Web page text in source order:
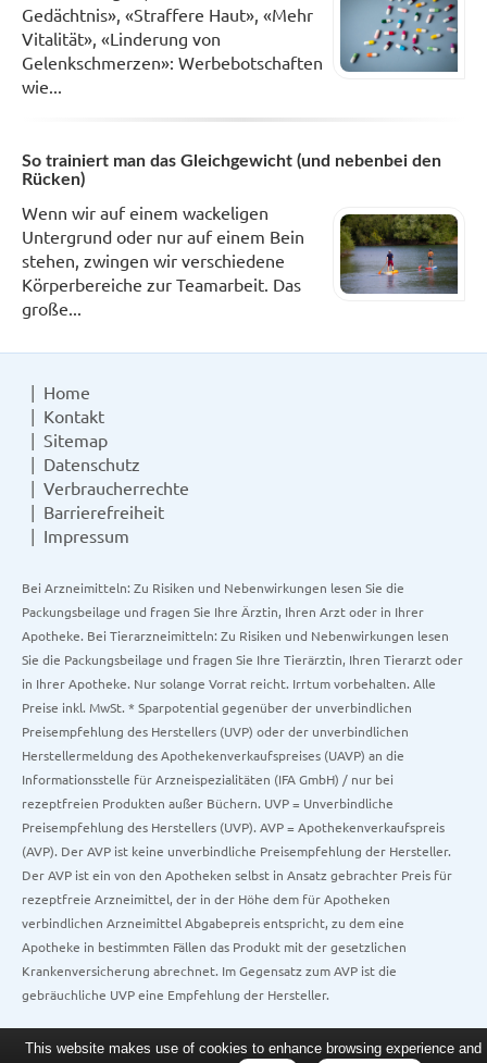
Gedächtnis», «Straffere Haut», «Mehr
Vitalität», «Linderung von
Gelenkschmerzen»: Werbebotschaften
wie...
So trainiert man das Gleichgewicht (und nebenbei den
Rücken)
Wenn wir auf einem wackeligen
Untergrund oder nur auf einem Bein
stehen, zwingen wir verschiedene
Körperbereiche zur Teamarbeit. Das
große...
Home
Kontakt
Sitemap
Datenschutz
Verbraucherrechte
Barrierefreiheit
Impressum
Bei Arzneimitteln: Zu Risiken und Nebenwirkungen lesen Sie die
Packungsbeilage und fragen Sie Ihre Ärztin, Ihren Arzt oder in Ihrer
Apotheke. Bei Tierarzneimitteln: Zu Risiken und Nebenwirkungen lesen
Sie die Packungsbeilage und fragen Sie Ihre Tierärztin, Ihren Tierarzt oder
in Ihrer Apotheke. Nur solange Vorrat reicht. Irrtum vorbehalten. Alle
Preise inkl. MwSt. * Sparpotential gegenüber der unverbindlichen
Preisempfehlung des Herstellers (UVP) oder der unverbindlichen
Herstellermeldung des Apothekenverkaufspreises (UAVP) an die
Informationsstelle für Arzneispezialitäten (IFA GmbH) / nur bei
rezeptfreien Produkten außer Büchern. UVP = Unverbindliche
Preisempfehlung des Herstellers (UVP). AVP = Apothekenverkaufspreis
(AVP). Der AVP ist keine unverbindliche Preisempfehlung der Hersteller.
Der AVP ist ein von den Apotheken selbst in Ansatz gebrachter Preis für
rezeptfreie Arzneimittel, der in der Höhe dem für Apotheken
verbindlichen Arzneimittel Abgabepreis entspricht, zu dem eine
Apotheke in bestimmten Fällen das Produkt mit der gesetzlichen
Krankenversicherung abrechnet. Im Gegensatz zum AVP ist die
gebräuchliche UVP eine Empfehlung der Hersteller.
This website makes use of cookies to enhance browsing experience and